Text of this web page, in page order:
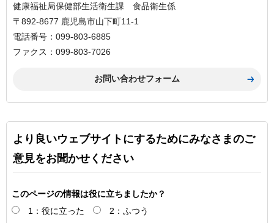
健康福祉局保健部生活衛生課 食品衛生係
〒892-8677 鹿児島市山下町11-1
電話番号：099-803-6885
ファクス：099-803-7026
より良いウェブサイトにするためにみなさまのご
意見をお聞かせください
このページの情報は役に立ちましたか？
1：役に立った
2：ふつう